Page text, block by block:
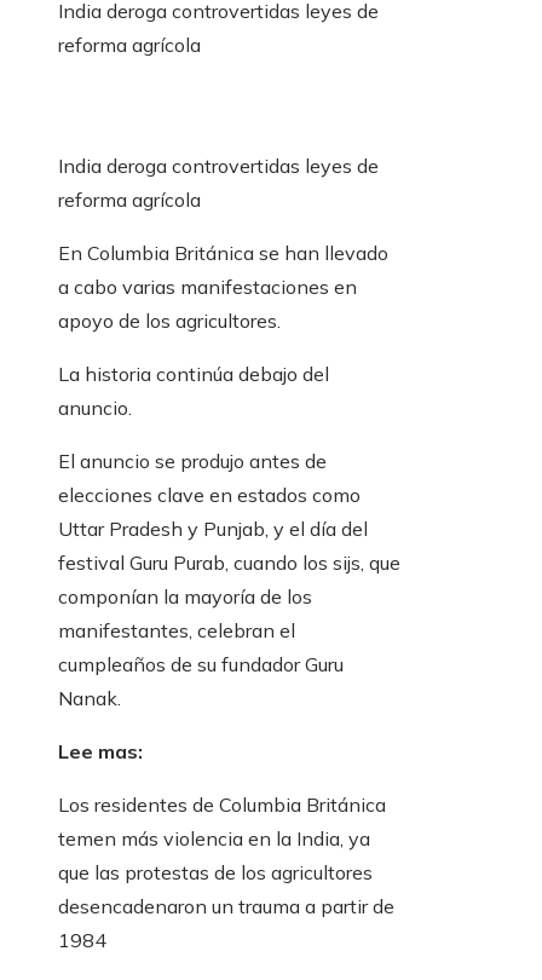
India deroga controvertidas leyes de
reforma agrícola
India deroga controvertidas leyes de
reforma agrícola
En Columbia Británica se han llevado
a cabo varias manifestaciones en
apoyo de los agricultores.
La historia continúa debajo del
anuncio.
El anuncio se produjo antes de
elecciones clave en estados como
Uttar Pradesh y Punjab, y el día del
festival Guru Purab, cuando los sijs, que
componían la mayoría de los
manifestantes, celebran el
cumpleaños de su fundador Guru
Nanak.
Lee mas:
Los residentes de Columbia Británica
temen más violencia en la India, ya
que las protestas de los agricultores
desencadenaron un trauma a partir de
1984